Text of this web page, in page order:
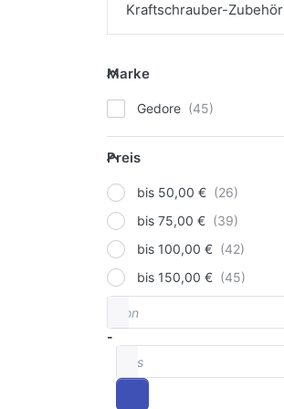
Kraftschrauber-Zubehör
Marke
Marke
Gedore
Preis
Preis
bis 50,00 €
bis 75,00 €
bis 100,00 €
bis 150,00 €
Preisspanne
-